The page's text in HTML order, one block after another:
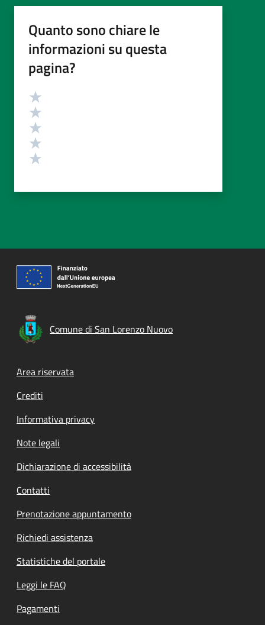
Quanto sono chiare le
informazioni su questa
pagina?
Valutazione
Comune di San Lorenzo Nuovo
Footer menu
Area riservata
Crediti
Informativa privacy
Note legali
Dichiarazione di accessibilità
Contatti
Prenotazione appuntamento
Richiedi assistenza
Statistiche del portale
Leggi le FAQ
Pagamenti